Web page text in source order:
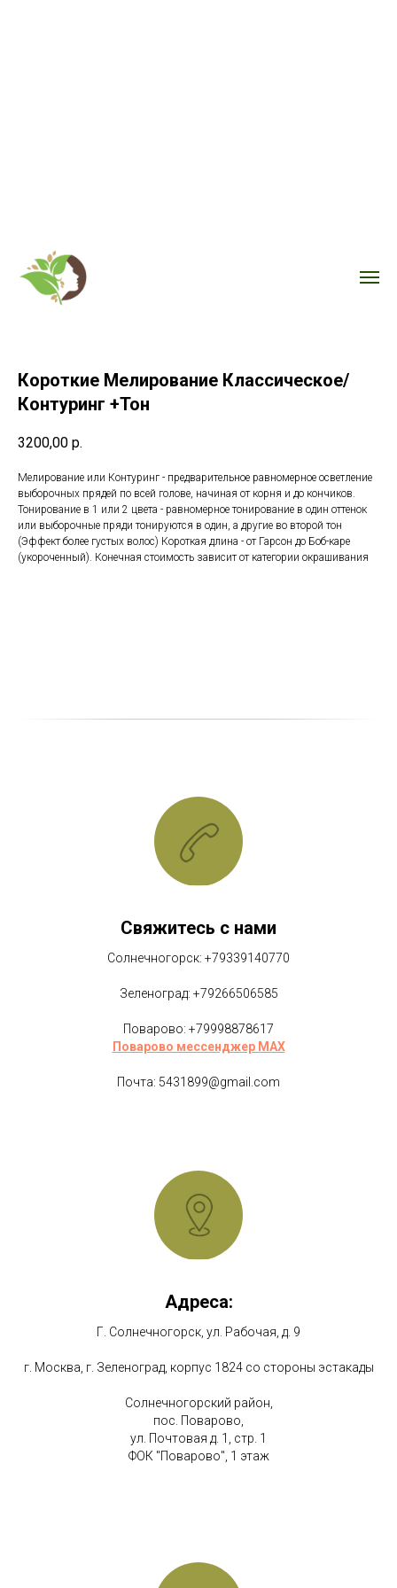
Короткие Мелирование Классическое/
Контуринг +Тон
3200,00 р.
Мелирование или Контуринг - предварительное равномерное осветление
выборочных прядей по всей голове, начиная от корня и до кончиков.
Тонирование в 1 или 2 цвета - равномерное тонирование в один оттенок
или выборочные пряди тонируются в один, а другие во второй тон
(Эффект более густых волос) Короткая длина - от Гарсон до Боб-каре
(укороченный). Конечная стоимость зависит от категории окрашивания
Свяжитесь с нами
Солнечногорск: +79339140770
Зеленоград: +79266506585
Поварово: +79998878617
Поварово мессенджер MAX
Почта: 5431899@gmail.com
Адреса:
Г. Солнечногорск, ул. Рабочая, д. 9
г. Москва, г. Зеленоград, корпус 1824 со стороны эстакады
Солнечногорский район,
пос. Поварово,
ул. Почтовая д. 1, стр. 1
ФОК "Поварово", 1 этаж